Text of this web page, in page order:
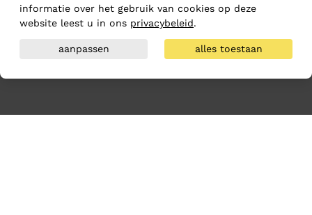
informatie over het gebruik van cookies op deze
website leest u in ons privacybeleid.
aanpassen alles toestaan